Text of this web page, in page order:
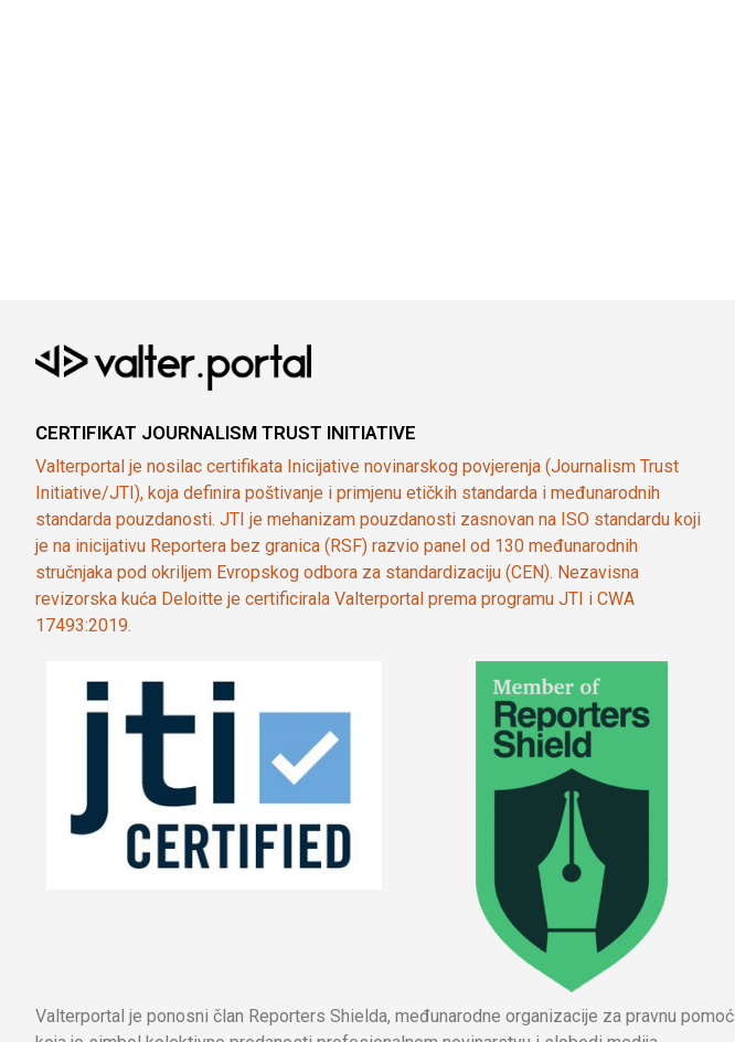
CERTIFIKAT JOURNALISM TRUST INITIATIVE
Valterportal je nosilac certifikata Inicijative novinarskog povjerenja (Journalism Trust
Initiative/JTI), koja definira poštivanje i primjenu etičkih standarda i međunarodnih
standarda pouzdanosti. JTI je mehanizam pouzdanosti zasnovan na ISO standardu koji
je na inicijativu Reportera bez granica (RSF) razvio panel od 130 međunarodnih
stručnjaka pod okriljem Evropskog odbora za standardizaciju (CEN). Nezavisna
revizorska kuća Deloitte je certificirala Valterportal prema programu JTI i CWA
17493:2019.
Valterportal je ponosni član Reporters Shielda, međunarodne organizacije za pravnu pomoć